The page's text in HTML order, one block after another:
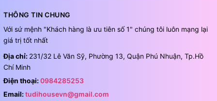
THÔNG TIN CHUNG
Với sứ mệnh "Khách hàng là ưu tiên số 1" chúng tôi luôn mạng lại
giá trị tốt nhất
Địa chỉ: 231/32 Lê Văn Sỹ, Phường 13, Quận Phú Nhuận, Tp.Hồ
Chí Minh
Điện thoại:0984285253
Email:tudihousevn@gmail.com